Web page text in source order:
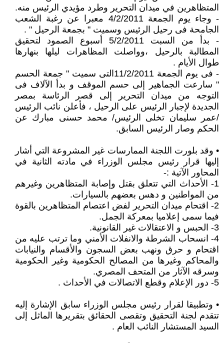
المتظاهرين في ميدان التحرير وطرد مؤيدي الرئيس منه.
- وجاء يوم الجمعة 4/2/2011 معبرا عن رغبة الشعب
الجامحة فى رحيل الرئيس وسميت " بجمعة الرحيل " .
- بدأ من السبت 5/2/2011 أسبوع الصمود لتحقيق
المطالبة بالرحيل ،وواصلت المظاهرات ليلها بنهارها
طوال الأيام .
- فى يوم الجمعة 11/2/2011التى سميت " جمعة الحسم
" سارعت الجماهير إلى حسم الموقف و بدأ الآلاف فى
التوجه من ميدان التحرير إلى قصر الرئاسة بمصر
الجديدة لإجبار الرئيس على الرحيل ، فأعلن نائب الرئيس
/عمر سليمان تخلى الرئيس/ محمد حسنى مبارك عن
الحكم وصار الرئيس السابق.
• وقد بلورت اللجنة الممارسات غير المشروعة التي أشار
إليها قرار رئيس مجلس الوزراء في مادته الثانية في
المحاور الآتية :-
1- الأحداث التي تتعلق بقتل وإصابة المتظاهرين وغيرهم
من المواطنين و دهس بعضهم بالسيارات.
2- اقتحام ميدان التحرير لفض اعتصام المتظاهرين بالقوة
فيما سمى إعلاميا بمعركة الجمل.
3- الحبس و الاعتقالات غير القانونية.
4- انسحاب الشرطة والانفلات الأمني وما ترتب عليه من
اقتحام و حرق ونهب بعض السجون والأقسام والنيابات
والمحاكم وغيرها من المصالح الحكومية وغير الحكومية
وسرقه الآثار من المتحف المصري.
5- دور الإعلام وقطع الاتصالات في الأحداث .
• وتطبيقا لقرار رئيس مجلس الوزراء سابق الإشارة إليه
تتقدم لجنة التحقيق وتقصى الحقائق بتقريرها الماثل إلى
السيد المستشار النائب العام .